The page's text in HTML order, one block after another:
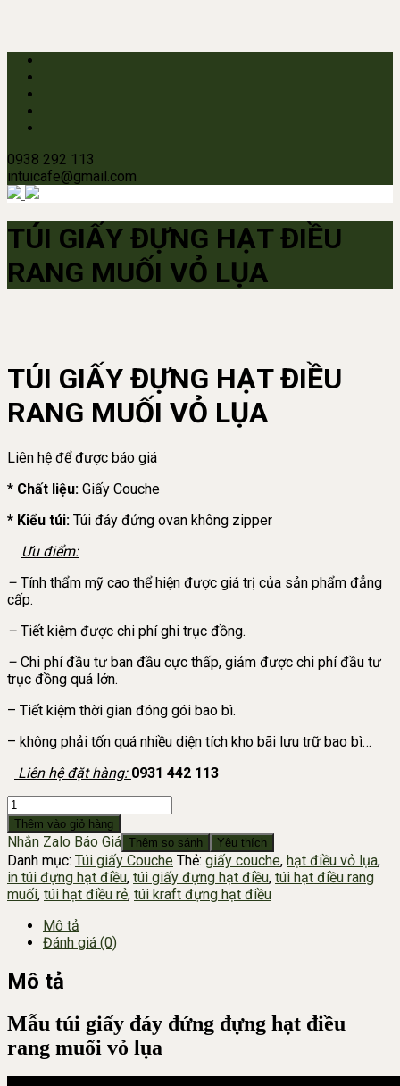
0938 292 113
intuicafe@gmail.com
TÚI GIẤY ĐỰNG HẠT ĐIỀU
RANG MUỐI VỎ LỤA
TÚI GIẤY ĐỰNG HẠT ĐIỀU
RANG MUỐI VỎ LỤA
Liên hệ để được báo giá
* Chất liệu: Giấy Couche
* Kiểu túi: Túi đáy đứng ovan không zipper
Ưu điểm:
– Tính thẩm mỹ cao thể hiện được giá trị của sản phẩm đẳng
cấp.
– Tiết kiệm được chi phí ghi trục đồng.
– Chi phí đầu tư ban đầu cực thấp, giảm được chi phí đầu tư
trục đồng quá lớn.
– Tiết kiệm thời gian đóng gói bao bì.
– không phải tốn quá nhiều diện tích kho bãi lưu trữ bao bì…
Liên hệ đặt hàng: 0931 442 113
TÚI
GIẤY
ĐỰNG
HẠT
ĐIỀU
RANG
MUỐI
LỤA
lượng
Thêm vào giỏ hàng
Nhắn Zalo Báo Giá Thêm so sánh Yêu thích
Danh mục: Túi giấy Couche Thẻ: giấy couche, hạt điều vỏ lụa,
in túi đựng hạt điều, túi giấy đựng hạt điều, túi hạt điều rang
muối, túi hạt điều rẻ, túi kraft đựng hạt điều
Mô tả
Đánh giá (0)
Mô tả
Mẫu túi giấy đáy đứng đựng hạt điều
rang muối vỏ lụa